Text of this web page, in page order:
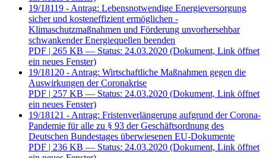
19/18119 - Antrag: Lebensnotwendige Energieversorgung
sicher und kosteneffizient ermöglichen -
Klimaschutzmaßnahmen und Förderung unvorhersehbar
schwankender Energiequellen beenden
PDF | 265 KB — Status: 24.03.2020 (Dokument, Link öffnet
ein neues Fenster)
19/18120 - Antrag: Wirtschaftliche Maßnahmen gegen die
Auswirkungen der Coronakrise
PDF | 257 KB — Status: 24.03.2020 (Dokument, Link öffnet
ein neues Fenster)
19/18121 - Antrag: Fristenverlängerung aufgrund der Corona-
Pandemie für alle zu § 93 der Geschäftsordnung des
Deutschen Bundestages überwiesenen EU-Dokumente
PDF | 236 KB — Status: 24.03.2020 (Dokument, Link öffnet